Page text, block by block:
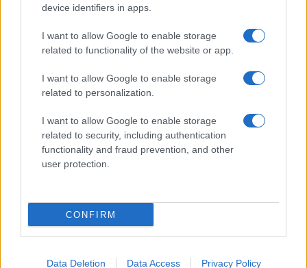
device identifiers in apps.
I want to allow Google to enable storage
related to functionality of the website or app.
I want to allow Google to enable storage
related to personalization.
I want to allow Google to enable storage
related to security, including authentication
functionality and fraud prevention, and other
user protection.
CONFIRM
Data Deletion Data Access Privacy Policy
Sitios recomendados
Resultados de ciclismo en vivo
Copyright © 2021. MetaCiclismo.